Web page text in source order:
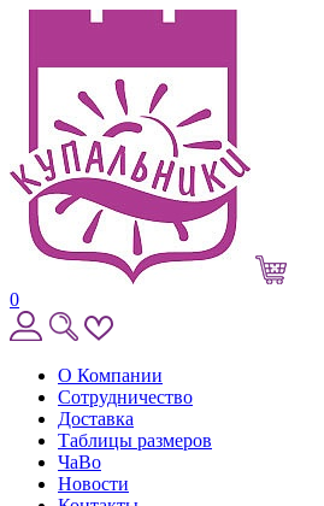
0
О Компании
Сотрудничество
Доставка
Таблицы размеров
ЧаВо
Новости